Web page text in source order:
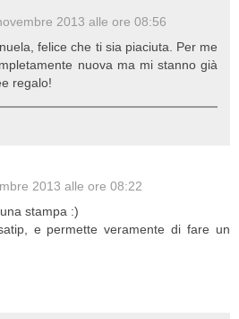
2013 alle ore 08:56
felice che ti sia piaciuta. Per me
nuova ma mi stanno già
regalo!
2013 alle ore 08:22
stampa :)
e permette veramente di fare un